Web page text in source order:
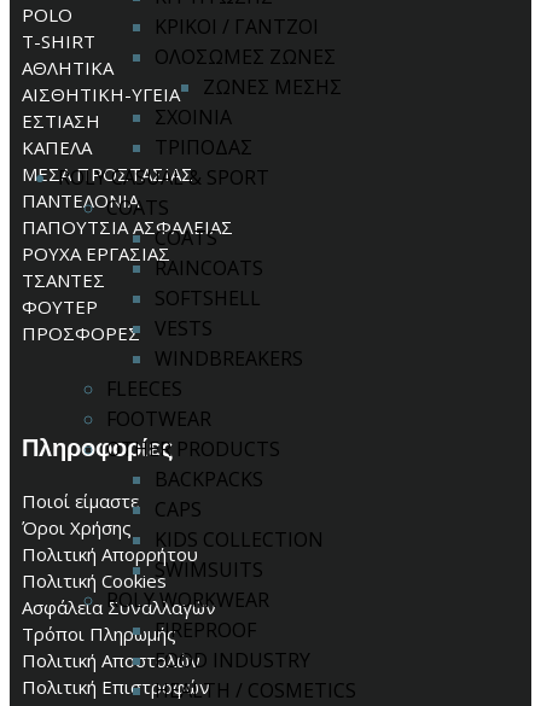
ΚΡΙΚΟΙ / ΓΑΝΤΖΟΙ
ΟΛΟΣΩΜΕΣ ΖΩΝΕΣ
ΖΩΝΕΣ ΜΕΣΗΣ
ΣΧΟΙΝΙΑ
ΤΡΙΠΟΔΑΣ
ROLY CASUAL & SPORT
COATS
COATS
RAINCOATS
SOFTSHELL
VESTS
WINDBREAKERS
FLEECES
FOOTWEAR
OTHER PRODUCTS
BACKPACKS
CAPS
KIDS COLLECTION
SWIMSUITS
ROLY WORKWEAR
FIREPROOF
FOOD INDUSTRY
HEALTH / COSMETICS
POLO
T-SHIRT
ΑΘΛΗΤΙΚΑ
ΑΙΣΘΗΤΙΚΗ-ΥΓΕΙΑ
ΕΣΤΙΑΣΗ
ΚΑΠΕΛΑ
ΜΕΣΑ ΠΡΟΣΤΑΣΙΑΣ
ΠΑΝΤΕΛΟΝΙΑ
ΠΑΠΟΥΤΣΙΑ ΑΣΦΑΛΕΙΑΣ
ΡΟΥΧΑ ΕΡΓΑΣΙΑΣ
ΤΣΑΝΤΕΣ
ΦΟΥΤΕΡ
ΠΡΟΣΦΟΡΕΣ
Πληροφορίες
Ποιοί είμαστε
Όροι Χρήσης
Πολιτική Απορρήτου
Πολιτική Cookies
Ασφάλεια Συναλλαγών
Τρόποι Πληρωμής
Πολιτική Αποστολών
Πολιτική Επιστροφών